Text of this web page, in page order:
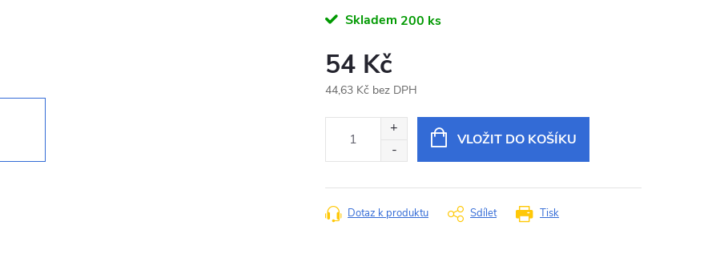
Skladem 200 ks
54 Kč
44,63 Kč bez DPH
VLOŽIT DO KOŠÍKU
Tisk
Dotaz k produktu Sdílet